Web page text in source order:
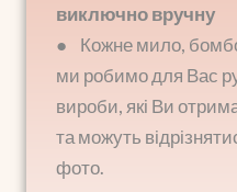
виключно вручну
● Кожне мило,
ми робимо для Вас
вироби, які Ви
та можуть
фото.